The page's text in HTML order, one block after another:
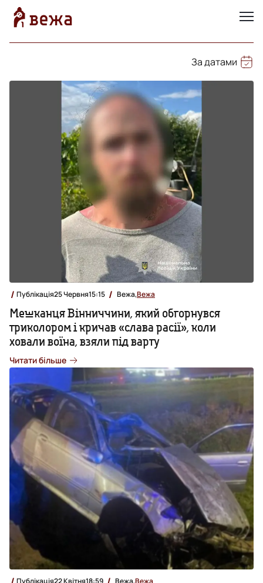
За датами
Публікація25 Червня15:15 Вежа,Вежа
Мешканця Вінниччини, який обгорнувся
триколором і кричав «слава расії», коли
ховали воїна, взяли під варту
Читати більше
Публікація22 Квітня18:59 Вежа,Вежа